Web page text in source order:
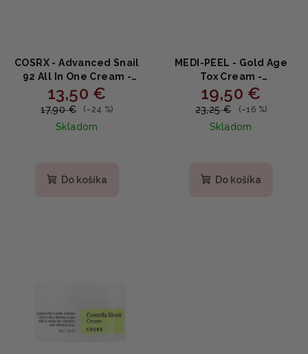
COSRX - Advanced Snail
92 All In One Cream -
Regeneračný krém s
92 % slimačieho mucínu
13,50 €
17,90 € (–24 %)
Skladom
produktu
Do košíka
MEDI-PEEL - Gold Age
Tox Cream -
Protivráskový krém 50g
19,50 €
23,25 € (–16 %)
Skladom
produktu
Do košíka